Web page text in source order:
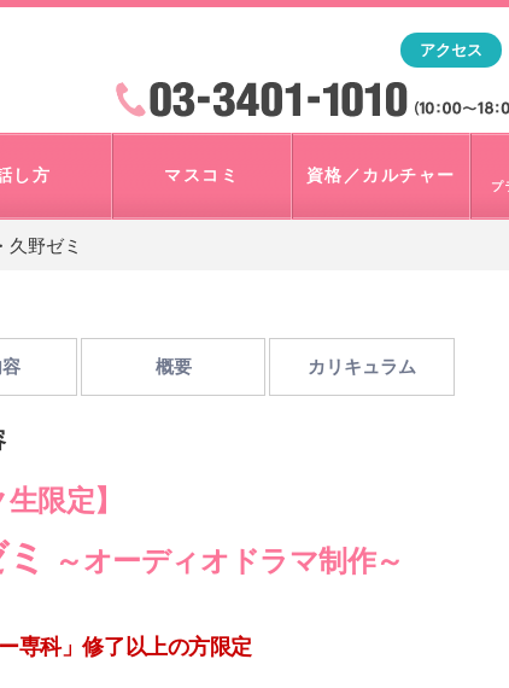
アナウンサー・マスコミを目指すなら"アスク"」テレビ朝日ア
アクセス
検索
し方 マスコミ 資格／カルチャー
プ
久野ゼミ
概要 カリキュラム
限定】
～オーディオドラマ制作～
専科」修了以上の方限定